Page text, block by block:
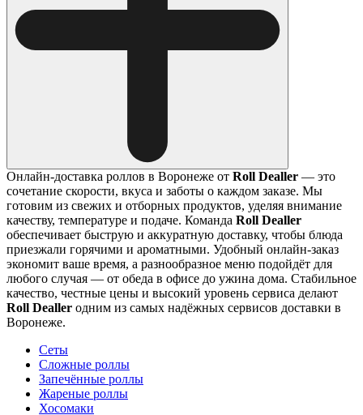
Онлайн-доставка роллов в Воронеже от Roll Dealler — это
сочетание скорости, вкуса и заботы о каждом заказе. Мы
готовим из свежих и отборных продуктов, уделяя внимание
качеству, температуре и подаче. Команда Roll Dealler
обеспечивает быструю и аккуратную доставку, чтобы блюда
приезжали горячими и ароматными. Удобный онлайн-заказ
экономит ваше время, а разнообразное меню подойдёт для
любого случая — от обеда в офисе до ужина дома. Стабильное
качество, честные цены и высокий уровень сервиса делают
Roll Dealler одним из самых надёжных сервисов доставки в
Воронеже.
Сеты
Сложные роллы
Запечённые роллы
Жареные роллы
Хосомаки